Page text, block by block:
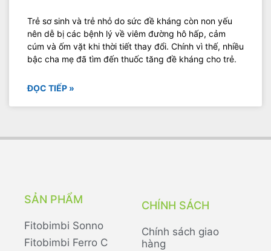
Trẻ sơ sinh và trẻ nhỏ do sức đề kháng còn non yếu
nên dễ bị các bệnh lý về viêm đường hô hấp, cảm
cúm và ốm vặt khi thời tiết thay đổi. Chính vì thế, nhiều
bậc cha mẹ đã tìm đến thuốc tăng đề kháng cho trẻ.
ĐỌC TIẾP »
SẢN PHẨM
Fitobimbi Sonno
Fitobimbi Ferro C
CHÍNH SÁCH
Chính sách giao
hàng